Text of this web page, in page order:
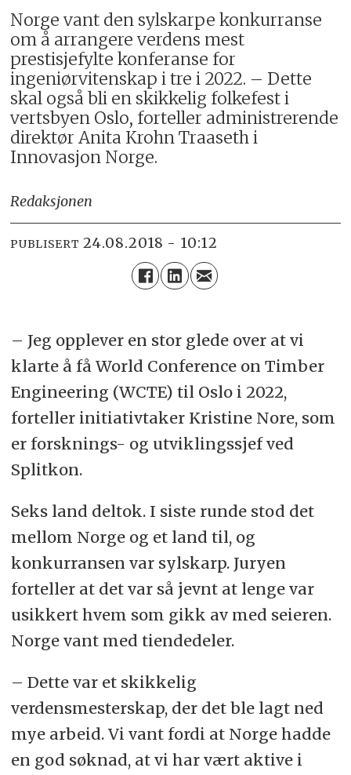
Norge vant den sylskarpe konkurranse
om å arrangere verdens mest
prestisjefylte konferanse for
ingeniørvitenskap i tre i 2022. – Dette
skal også bli en skikkelig folkefest i
vertsbyen Oslo, forteller administrerende
direktør Anita Krohn Traaseth i
Innovasjon Norge.
Redaksjonen
PUBLISERT 24.08.2018 - 10:12
– Jeg opplever en stor glede over at vi
klarte å få World Conference on Timber
Engineering (WCTE) til Oslo i 2022,
forteller initiativtaker Kristine Nore, som
er forsknings- og utviklingssjef ved
Splitkon.
Seks land deltok. I siste runde stod det
mellom Norge og et land til, og
konkurransen var sylskarp. Juryen
forteller at det var så jevnt at lenge var
usikkert hvem som gikk av med seieren.
Norge vant med tiendedeler.
– Dette var et skikkelig
verdensmesterskap, der det ble lagt ned
mye arbeid. Vi vant fordi at Norge hadde
en god søknad, at vi har vært aktive i